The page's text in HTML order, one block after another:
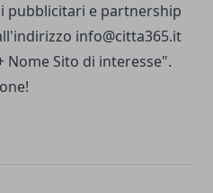
pubblicitari e partnership
info@citta365.it
Sito di interesse".